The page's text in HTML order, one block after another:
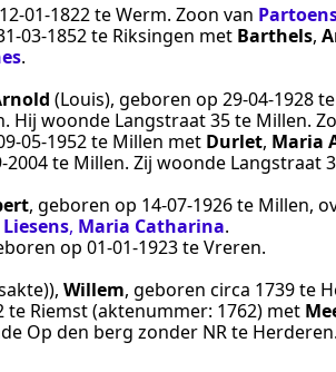
12‑01‑1822teWerm. Zoon van
te Riksingen met Barthels,
.
(Louis), geboren op 29‑04‑1928te
. Hij woonde Langstraat 35 te Millen.
te Millen met Durlet, Maria
te Millen. Zij woonde Langstraat
, geboren op 14‑07‑1926te Millen,
Liesens, Maria Catharina.
op 01‑01‑1923teVreren.
, Willem, geboren circa 1739te
te Riemst(aktenummer: 1762) met
Op den berg zonder NR te Herderen.